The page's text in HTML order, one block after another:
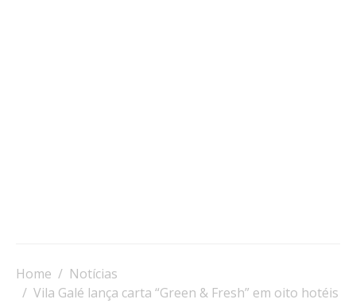
Home
Notícias
Vila Galé lança carta “Green & Fresh” em oito hotéis